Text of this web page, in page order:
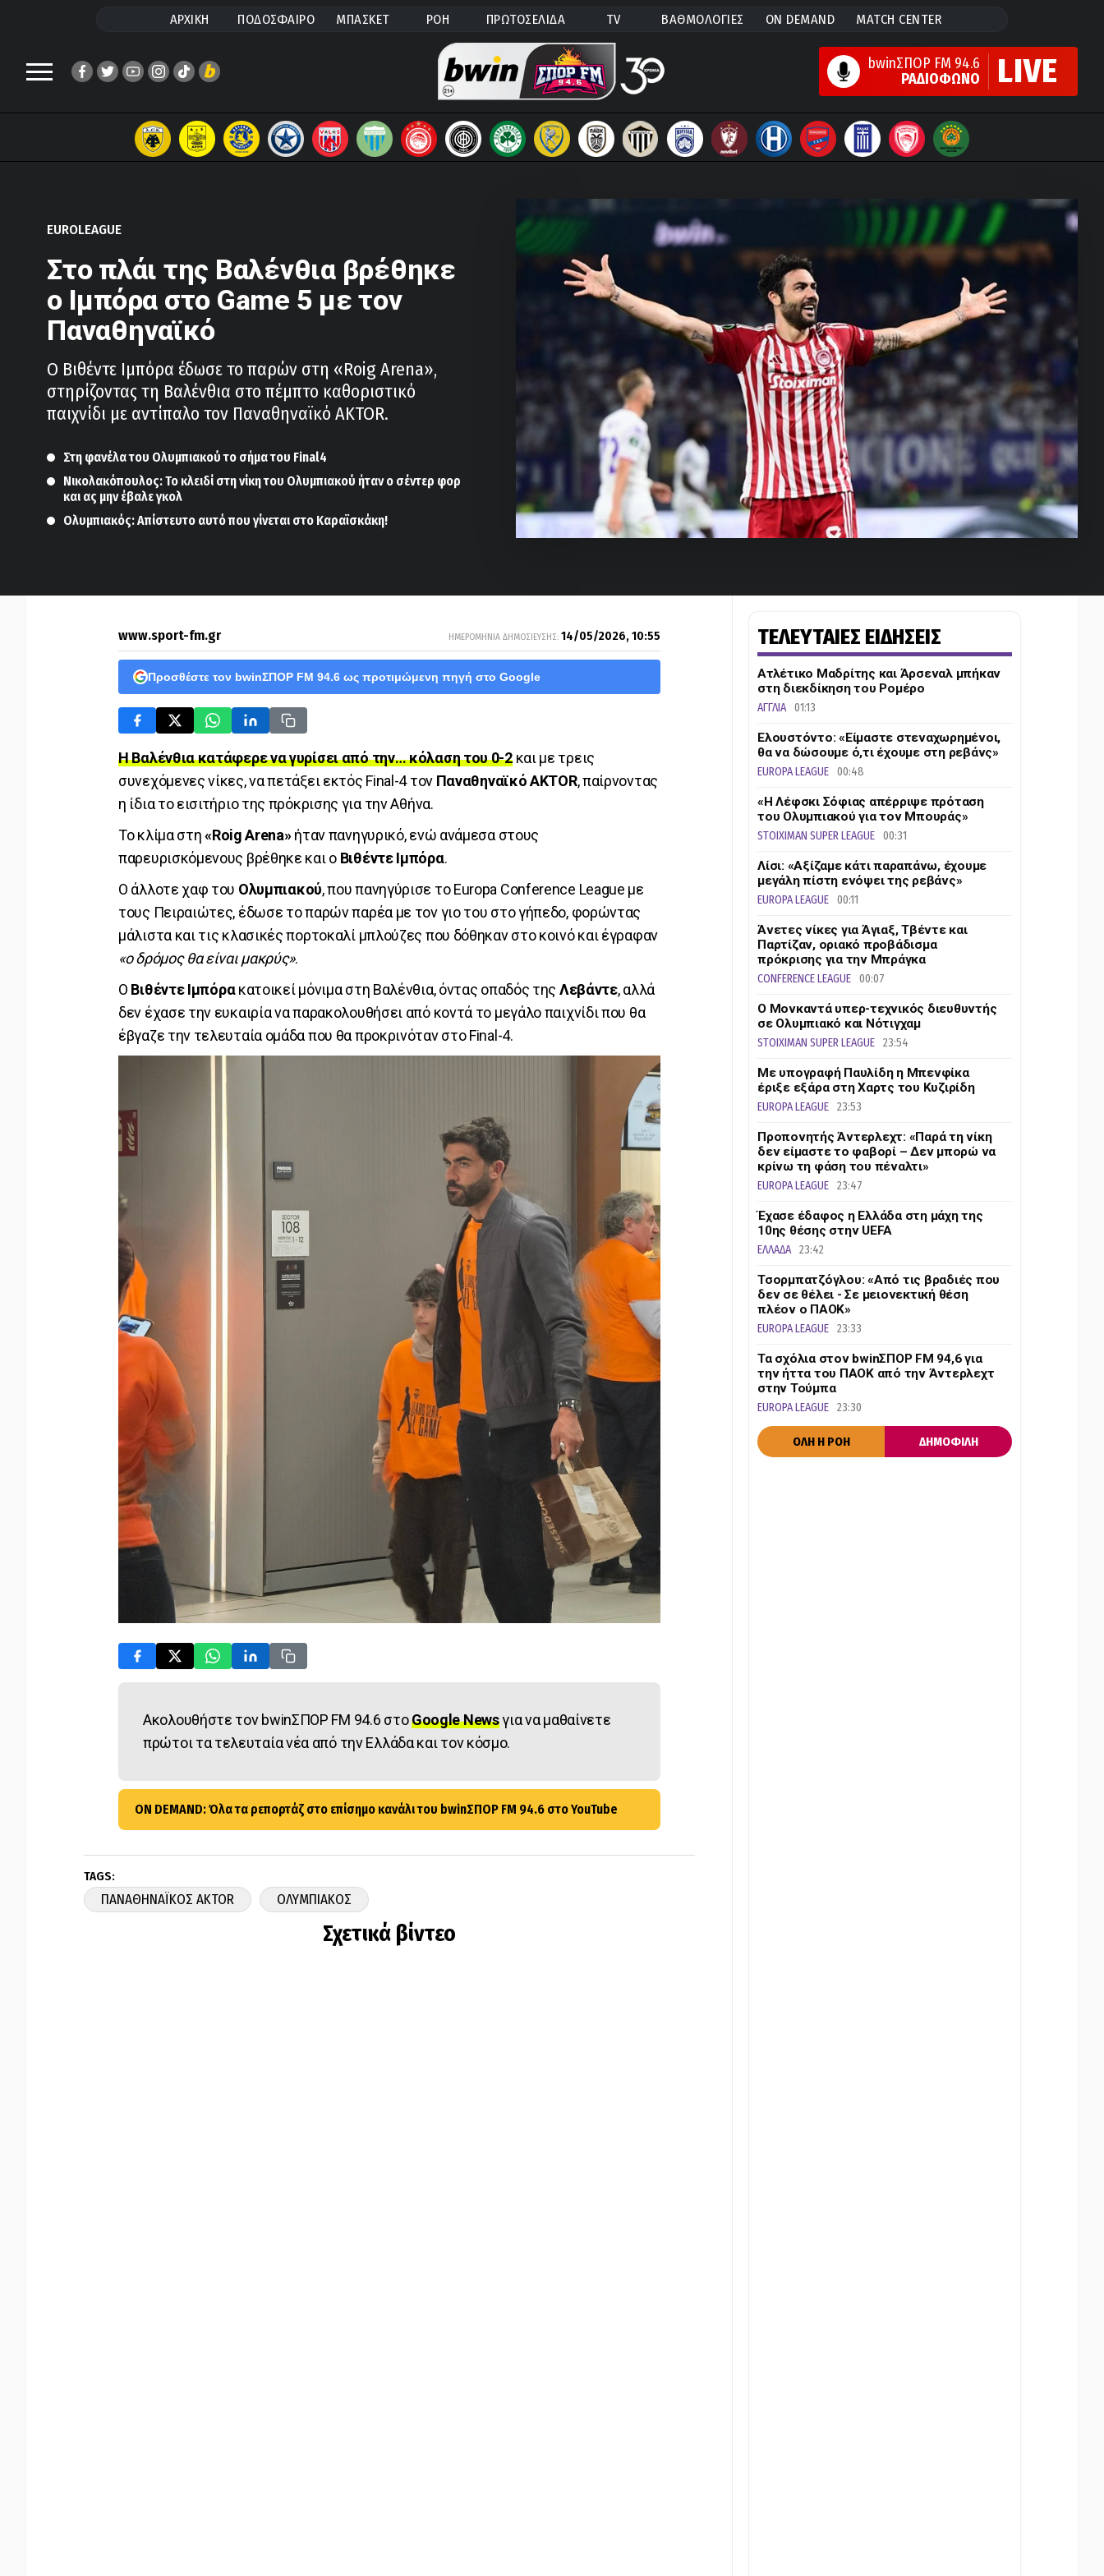
ΑΡΧΙΚΗ ΠΟΔΟΣΦΑΙΡΟ ΜΠΑΣΚΕΤ ΡΟΗ ΠΡΩΤΟΣΕΛΙΔΑ TV ΒΑΘΜΟΛΟΓΙΕΣ ON DEMAND MATCH CENTER
bwinΣΠΟΡ FM 94.6
ΡΑΔΙΟΦΩΝΟ
LIVE
EUROLEAGUE
Στο πλάι της Βαλένθια βρέθηκε
ο Ιμπόρα στο Game 5 με τον
Παναθηναϊκό
Ο Βιθέντε Ιμπόρα έδωσε το παρών στη «Roig Arena»,
στηρίζοντας τη Βαλένθια στο πέμπτο καθοριστικό
παιχνίδι με αντίπαλο τον Παναθηναϊκό AKTOR.
Στη φανέλα του Ολυμπιακού το σήμα του Final4
Νικολακόπουλος: Το κλειδί στη νίκη του Ολυμπιακού ήταν ο σέντερ φορ
και ας μην έβαλε γκολ
Ολυμπιακός: Απίστευτο αυτό που γίνεται στο Καραϊσκάκη!
www.sport-fm.gr ΗΜΕΡΟΜΗΝΙΑ ΔΗΜΟΣΙΕΥΣΗΣ: 14/05/2026, 10:55
Προσθέστε τον bwinΣΠΟΡ FM 94.6 ως προτιμώμενη πηγή στο Google
Η Βαλένθια κατάφερε να γυρίσει από την… κόλαση του 0-2και με τρεις
συνεχόμενες νίκες, να πετάξει εκτός Final-4 τον Παναθηναϊκό AKTOR, παίρνοντας
η ίδια το εισιτήριο της πρόκρισης για την Αθήνα.
Το κλίμα στη«Roig Arena»ήταν πανηγυρικό, ενώ ανάμεσα στους
παρευρισκόμενους βρέθηκε και ο Βιθέντε Ιμπόρα.
Ο άλλοτε χαφ του Ολυμπιακού, που πανηγύρισε το Europa Conference League με
τους Πειραιώτες, έδωσε το παρών παρέα με τον γιο του στο γήπεδο, φορώντας
μάλιστα και τις κλασικές πορτοκαλί μπλούζες που δόθηκαν στο κοινό και έγραφαν
«ο δρόμος θα είναι μακρύς».
Ο Βιθέντε Ιμπόρακατοικεί μόνιμα στη Βαλένθια, όντας οπαδός της Λεβάντε, αλλά
δεν έχασε την ευκαιρία να παρακολουθήσει από κοντά το μεγάλο παιχνίδι που θα
έβγαζε την τελευταία ομάδα που θα προκρινόταν στο Final-4.
Ακολουθήστε τον bwinΣΠΟΡ FM 94.6 στοGoogle Newsγια να μαθαίνετε
πρώτοι τα τελευταία νέα από την Ελλάδα και τον κόσμο.
ON DEMAND: Όλα τα ρεπορτάζ στο επίσημο κανάλι του bwinΣΠΟΡ FM 94.6 στο YouTube
TAGS:
ΠΑΝΑΘΗΝΑΪΚΟΣ AKTOR ΟΛΥΜΠΙΑΚΟΣ
Σχετικά βίντεο
ΤΕΛΕΥΤΑΙΕΣ ΕΙΔΗΣΕΙΣ
Ατλέτικο Μαδρίτης και Άρσεναλ μπήκαν
στη διεκδίκηση του Ρομέρο
ΑΓΓΛΙΑ 01:13
Ελουστόντο: «Είμαστε στεναχωρημένοι,
θα να δώσουμε ό,τι έχουμε στη ρεβάνς»
EUROPA LEAGUE 00:48
«Η Λέφσκι Σόφιας απέρριψε πρόταση
του Ολυμπιακού για τον Μπουράς»
STOIXIMAN SUPER LEAGUE 00:31
Λίσι: «Αξίζαμε κάτι παραπάνω, έχουμε
μεγάλη πίστη ενόψει της ρεβάνς»
EUROPA LEAGUE 00:11
Άνετες νίκες για Άγιαξ, Τβέντε και
Παρτίζαν, οριακό προβάδισμα
πρόκρισης για την Μπράγκα
CONFERENCE LEAGUE 00:07
Ο Μονκαντά υπερ-τεχνικός διευθυντής
σε Ολυμπιακό και Νότιγχαμ
STOIXIMAN SUPER LEAGUE 23:54
Με υπογραφή Παυλίδη η Μπενφίκα
έριξε εξάρα στη Χαρτς του Κυζιρίδη
EUROPA LEAGUE 23:53
Προπονητής Άντερλεχτ: «Παρά τη νίκη
δεν είμαστε το φαβορί – Δεν μπορώ να
κρίνω τη φάση του πέναλτι»
EUROPA LEAGUE 23:47
Έχασε έδαφος η Ελλάδα στη μάχη της
10ης θέσης στην UEFA
ΕΛΛΑΔΑ 23:42
Τσορμπατζόγλου: «Από τις βραδιές που
δεν σε θέλει - Σε μειονεκτική θέση
πλέον ο ΠΑΟΚ»
EUROPA LEAGUE 23:33
Τα σχόλια στον bwinΣΠΟΡ FM 94,6 για
την ήττα του ΠΑΟΚ από την Άντερλεχτ
στην Τούμπα
EUROPA LEAGUE 23:30
ΟΛΗ Η ΡΟΗ ΔΗΜΟΦΙΛΗ